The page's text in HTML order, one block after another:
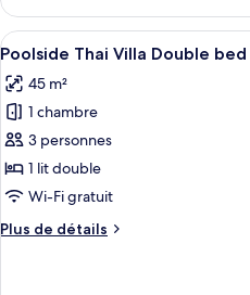
Chambre
supérieure
Afficher
toutes
les
photos
pour
ce
type
chambre :
8
Poolside Thai Villa Double bed
45 m²
1 chambre
3 personnes
1 lit double
Wi-Fi gratuit
Plus de détails
Plus